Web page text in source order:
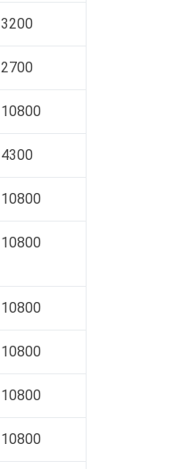
3200
2700
10800
4300
10800
10800
10800
10800
10800
10800